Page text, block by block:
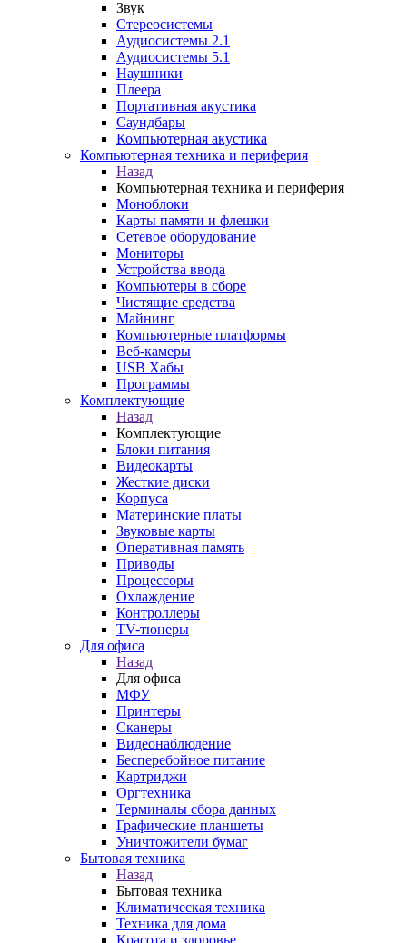
Звук
Стереосистемы
Аудиосистемы 2.1
Аудиосистемы 5.1
Наушники
Плеера
Портативная акустика
Саундбары
Компьютерная акустика
Компьютерная техника и периферия
Назад
Компьютерная техника и периферия
Моноблоки
Карты памяти и флешки
Сетевое оборудование
Мониторы
Устройства ввода
Компьютеры в сборе
Чистящие средства
Майнинг
Компьютерные платформы
Веб-камеры
USB Хабы
Программы
Комплектующие
Назад
Комплектующие
Блоки питания
Видеокарты
Жесткие диски
Корпуса
Материнские платы
Звуковые карты
Оперативная память
Приводы
Процессоры
Охлаждение
Контроллеры
TV-тюнеры
Для офиса
Назад
Для офиса
МФУ
Принтеры
Сканеры
Видеонаблюдение
Бесперебойное питание
Картриджи
Оргтехника
Терминалы сбора данных
Графические планшеты
Уничтожители бумаг
Бытовая техника
Назад
Бытовая техника
Климатическая техника
Техника для дома
Красота и здоровье